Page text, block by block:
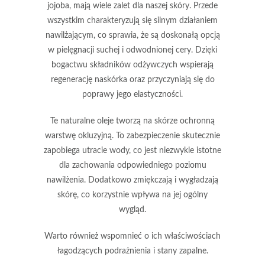
jojoba, mają wiele zalet dla naszej skóry. Przede
wszystkim charakteryzują się silnym działaniem
nawilżającym, co sprawia, że są doskonałą opcją
w pielęgnacji suchej i odwodnionej cery. Dzięki
bogactwu składników odżywczych wspierają
regenerację naskórka oraz przyczyniają się do
poprawy jego elastyczności.
Te naturalne oleje tworzą na skórze ochronną
warstwę okluzyjną. To zabezpieczenie skutecznie
zapobiega utracie wody, co jest niezwykle istotne
dla zachowania odpowiedniego poziomu
nawilżenia. Dodatkowo zmiękczają i wygładzają
skórę, co korzystnie wpływa na jej ogólny
wygląd.
Warto również wspomnieć o ich właściwościach
łagodzących podrażnienia i stany zapalne.